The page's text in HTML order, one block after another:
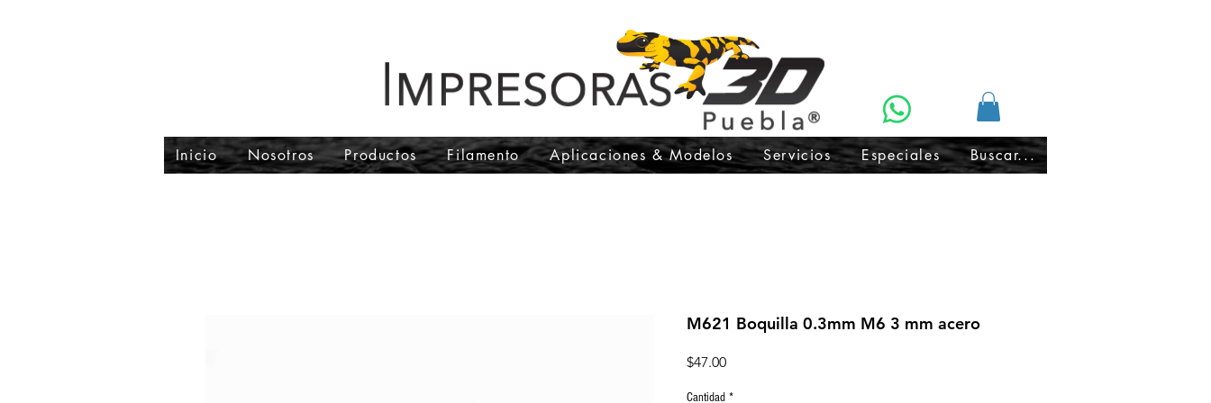
Inicio Nosotros Productos Filamento Aplicaciones & Modelos Servicios Especiales Buscar...
M621 Boquilla 0.3mm M6 3 mm acero
$47.00Precio
Cantidad *